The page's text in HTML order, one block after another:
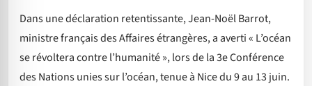
Dans une déclaration retentissante, Jean-Noël Barrot,
ministre français des Affaires étrangères, a averti « L’océan
se révoltera contre l’humanité », lors de la 3e Conférence
des Nations unies sur l’océan, tenue à Nice du 9 au 13 juin.